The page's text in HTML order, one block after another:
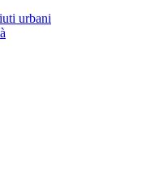
urbani